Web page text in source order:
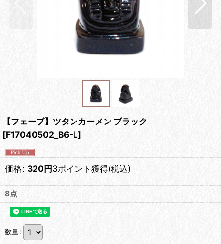
【フェーブ】ツタンカーメン ブラック
[F17040502_B6-L]
価格: 320円3ポイント獲得(税込)
8点
数量: